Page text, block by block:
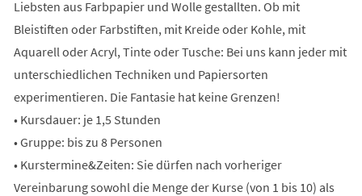
Liebsten aus Farbpapier und Wolle gestallten. Ob mit
Bleistiften oder Farbstiften, mit Kreide oder Kohle, mit
Aquarell oder Acryl, Tinte oder Tusche: Bei uns kann jeder mit
unterschiedlichen Techniken und Papiersorten
experimentieren. Die Fantasie hat keine Grenzen!
• Kursdauer: je 1,5 Stunden
• Gruppe: bis zu 8 Personen
• Kurstermine&Zeiten: Sie dürfen nach vorheriger
Vereinbarung sowohl die Menge der Kurse (von 1 bis 10) als